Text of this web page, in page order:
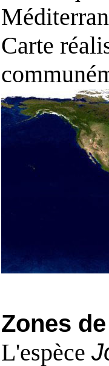
Carte
Zones
L'espèce